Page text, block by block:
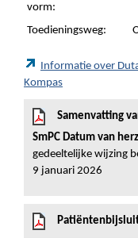
vorm:
Toedieningsweg:
Informatie over
Kompas
Samenvatting
SmPC Datum van
gedeeltelijke wijzing
9 januari 2026